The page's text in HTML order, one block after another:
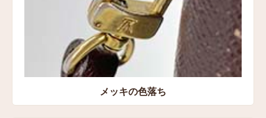
メッキの色落ち